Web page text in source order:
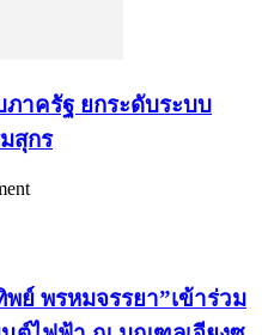
าครัฐ ยกระดับระบบ
สุกร
ย์ พรหมจรรยา”เข้าร่วม